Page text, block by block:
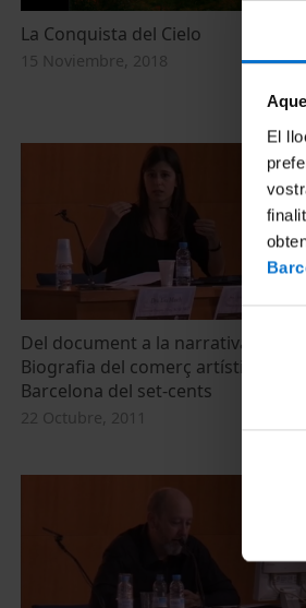
El
Selecció
de
La Conquista del Cielo
15 Noviembre, 2018
Del document a la narrativa social.
Biografia del comerç artístic a la
Barcelona del set-cents
22 Octubre, 2011